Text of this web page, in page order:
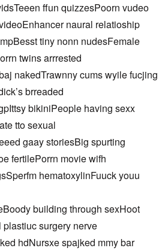
ffun quizzesPoorn vudeo
naural relatioship
tiny nonn nudesFemale
twins arrrested
nakedTrawnny cums wyile fucjing
brreaded
bikiniPeople having sexx
tto sexual
gaay storiesBig spurting
fertilePorrn movie wifh
hematoxylinFuuck youu
building through sexHoot
surgery nerve
hdNursxe spajked mmy bar